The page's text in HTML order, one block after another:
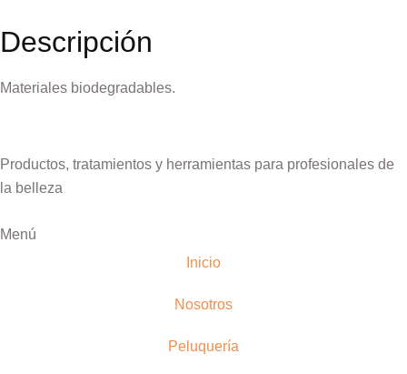
Descripción
Materiales biodegradables.
Productos, tratamientos y herramientas para profesionales de
la belleza
Menú
Inicio
Nosotros
Peluquería